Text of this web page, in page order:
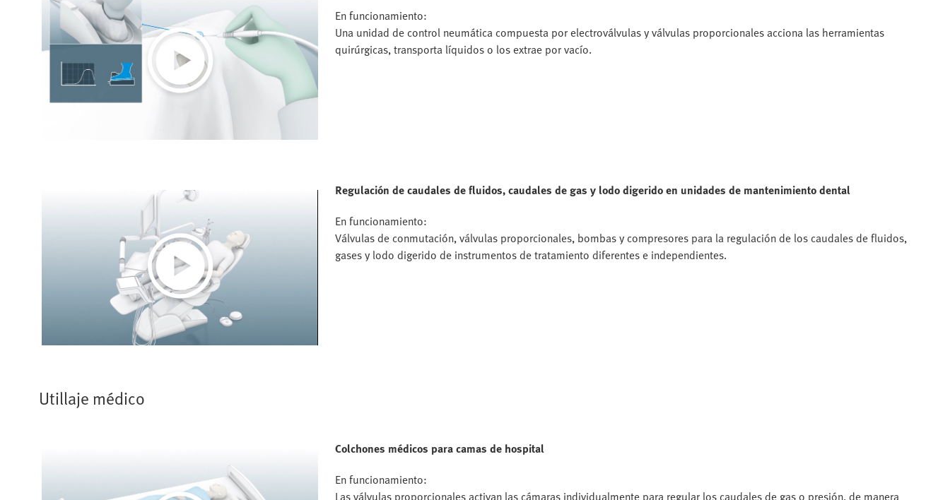
En funcionamiento:
Una unidad de control neumática compuesta por electroválvulas y válvulas proporcionales acciona las herramientas
quirúrgicas, transporta líquidos o los extrae por vacío.
Play
Video
Regulación de caudales de fluidos, caudales de gas y lodo digerido en unidades de mantenimiento dental
En funcionamiento:
Válvulas de conmutación, válvulas proporcionales, bombas y compresores para la regulación de los caudales de fluidos,
gases y lodo digerido de instrumentos de tratamiento diferentes e independientes.
Play
Video
Utillaje médico
Colchones médicos para camas de hospital
En funcionamiento:
Las válvulas proporcionales activan las cámaras individualmente para regular los caudales de gas o presión, de manera